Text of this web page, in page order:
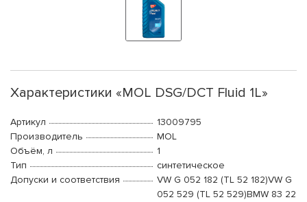
Характеристики «MOL DSG/DCT Fluid 1L»
Артикул
13009795
Производитель
MOL
Объём, л
1
Тип
синтетическое
Допуски и соответствия
VW G 052 182 (TL 52 182)VW G
052 529 (TL 52 529)BMW 83 22